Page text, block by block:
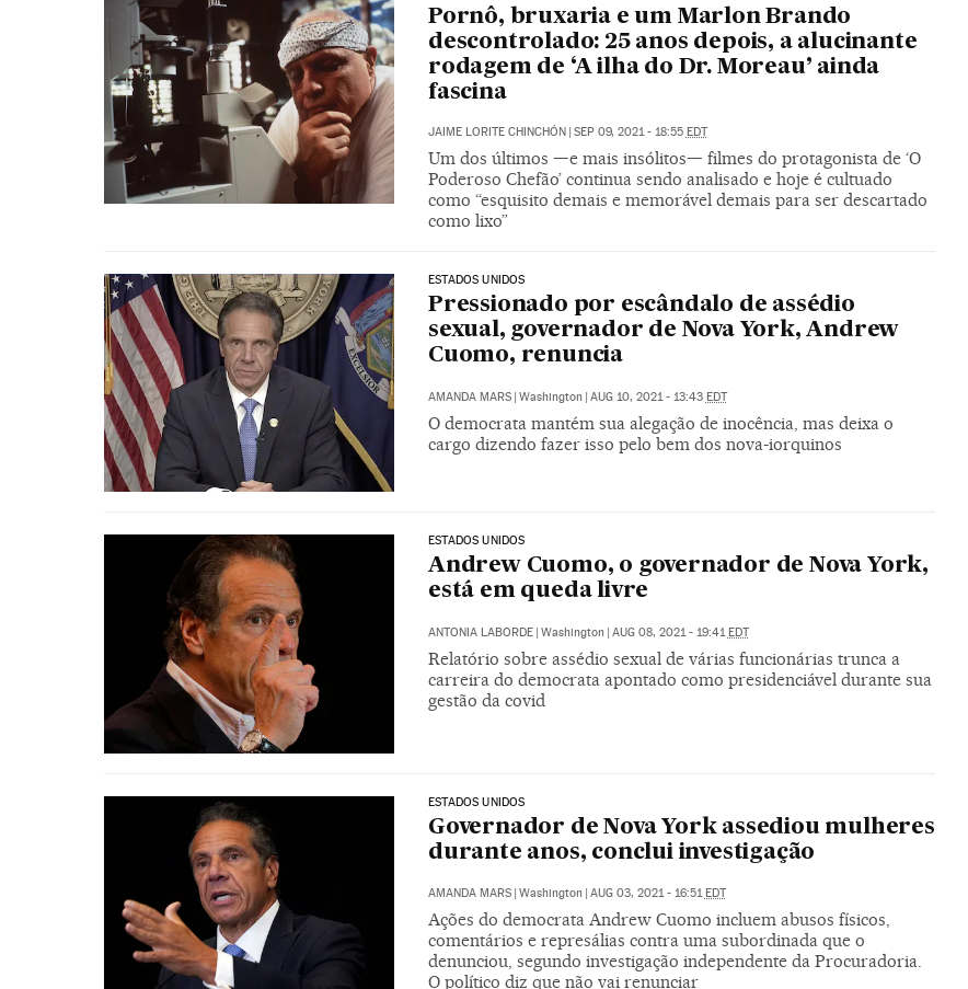
Pornô, bruxaria e um Marlon Brando
descontrolado: 25 anos depois, a alucinante
rodagem de ‘A ilha do Dr. Moreau’ ainda
fascina
JAIME LORITE CHINCHÓN | SEP 09, 2021 - 18:55 EDT
Um dos últimos —e mais insólitos— filmes do protagonista de ‘O
Poderoso Chefão’ continua sendo analisado e hoje é cultuado
como “esquisito demais e memorável demais para ser descartado
como lixo”
ESTADOS UNIDOS
Pressionado por escândalo de assédio
sexual, governador de Nova York, Andrew
Cuomo, renuncia
AMANDA MARS | Washington | AUG 10, 2021 - 13:43 EDT
O democrata mantém sua alegação de inocência, mas deixa o
cargo dizendo fazer isso pelo bem dos nova-iorquinos
ESTADOS UNIDOS
Andrew Cuomo, o governador de Nova York,
está em queda livre
ANTONIA LABORDE Washington AUG 08, 2021 - 19:41 EDT
Relatório sobre assédio sexual de várias funcionárias trunca a
carreira do democrata apontado como presidenciável durante sua
gestão da covid
ESTADOS UNIDOS
Governador de Nova York assediou mulheres
durante anos, conclui investigação
AMANDA MARS | Washington | AUG 03, 2021 - 16:51EDT
Ações do democrata Andrew Cuomo incluem abusos físicos,
comentários e represálias contra uma subordinada que o
denunciou, segundo investigação independente da Procuradoria.
O político diz que não vai renunciar